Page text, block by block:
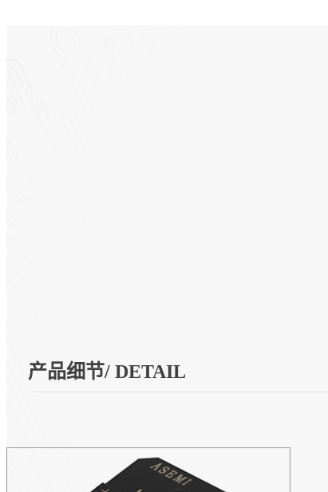
产品细节/ DETAIL